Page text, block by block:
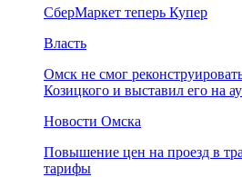
СберМаркет теперь Купер
Власть
Омск не смог
Козицкого и выставил его на
Новости Омска
Повышение цен на проезд в
тарифы